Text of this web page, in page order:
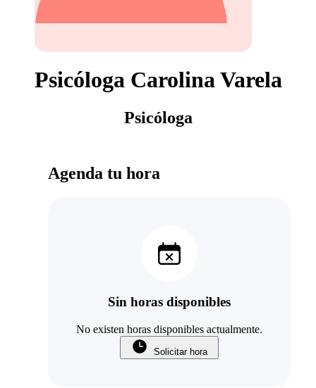
Psicóloga Carolina Varela
Psicóloga
Agenda tu hora
Sin horas disponibles
No existen horas disponibles actualmente.
Solicitar hora